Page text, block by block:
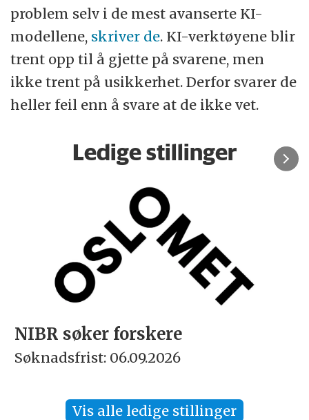
problem selv i de mest avanserte KI-
modellene, skriver de. KI-verktøyene blir
trent opp til å gjette på svarene, men
ikke trent på usikkerhet. Derfor svarer de
heller feil enn å svare at de ikke vet.
Ledige stillinger
Rektor
Søknadsfrist: 15.09.2026
Vis alle ledige stillinger